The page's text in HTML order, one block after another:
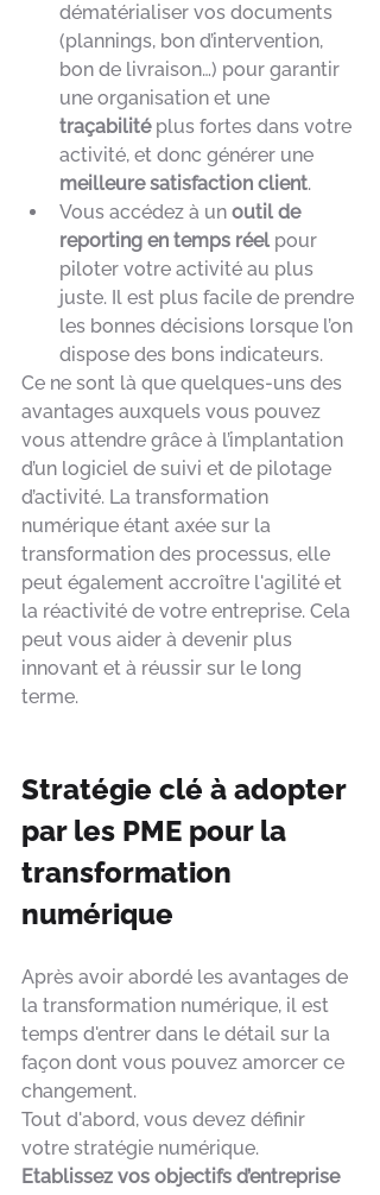
dématérialiser vos documents
(plannings, bon d’intervention,
bon de livraison…) pour garantir
une organisation et une
traçabilité plus fortes dans votre
activité, et donc générer une
meilleure satisfaction client.
Vous accédez à un outil de
reporting en temps réel pour
piloter votre activité au plus
juste. Il est plus facile de prendre
les bonnes décisions lorsque l’on
dispose des bons indicateurs.
Ce ne sont là que quelques-uns des
avantages auxquels vous pouvez
vous attendre grâce à l’implantation
d’un logiciel de suivi et de pilotage
d’activité. La transformation
numérique étant axée sur la
transformation des processus, elle
peut également accroître l'agilité et
la réactivité de votre entreprise. Cela
peut vous aider à devenir plus
innovant et à réussir sur le long
terme.
Stratégie clé à adopter
par les PME pour la
transformation
numérique
Après avoir abordé les avantages de
la transformation numérique, il est
temps d'entrer dans le détail sur la
façon dont vous pouvez amorcer ce
changement.
Tout d'abord, vous devez définir
votre stratégie numérique.
Etablissez vos objectifs d’entreprise